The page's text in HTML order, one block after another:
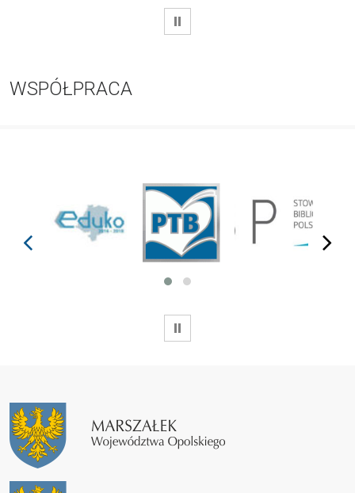
WSTRZYMAJ
WSPÓŁPRACA
prev next
WSTRZYMAJ